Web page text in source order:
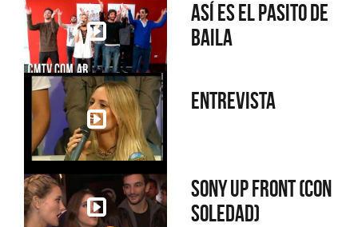
Así es el pasito de
Baila
Entrevista
Sony Up Front (Con
Soledad)